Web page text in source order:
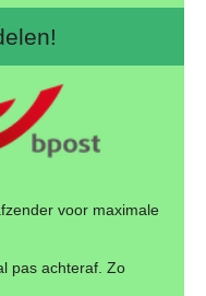
voor maximale
pas achteraf. Zo